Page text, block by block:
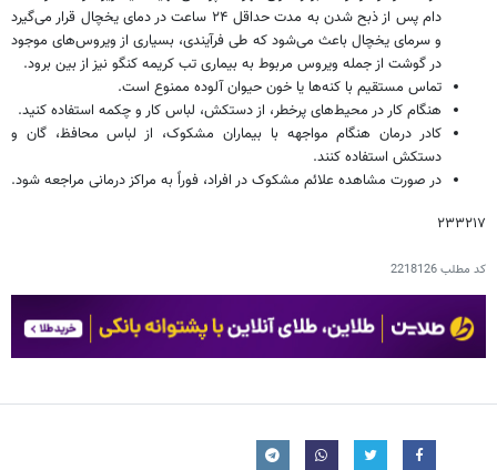
دام پس از ذبح شدن به مدت حداقل ۲۴ ساعت در دمای یخچال قرار می‌گیرد
و سرمای یخچال باعث می‌شود که طی فرآیندی، بسیاری از ویروس‌های موجود
در گوشت از جمله ویروس مربوط به بیماری تب کریمه کنگو نیز از بین برود.
تماس مستقیم با کنه‌ها یا خون حیوان آلوده ممنوع است.
هنگام کار در محیط‌های پرخطر، از دستکش، لباس کار و چکمه استفاده کنید.
کادر درمان هنگام مواجهه با بیماران مشکوک، از لباس محافظ، گان و
دستکش استفاده کنند.
در صورت مشاهده علائم مشکوک در افراد، فوراً به مراکز درمانی مراجعه شود.
۲۳۳۲۱۷
کد مطلب2218126